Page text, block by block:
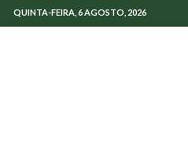
QUINTA-FEIRA, 6 AGOSTO, 2026